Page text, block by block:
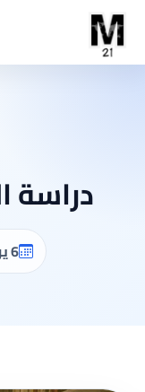
دراسة
6 يونيو، 2026